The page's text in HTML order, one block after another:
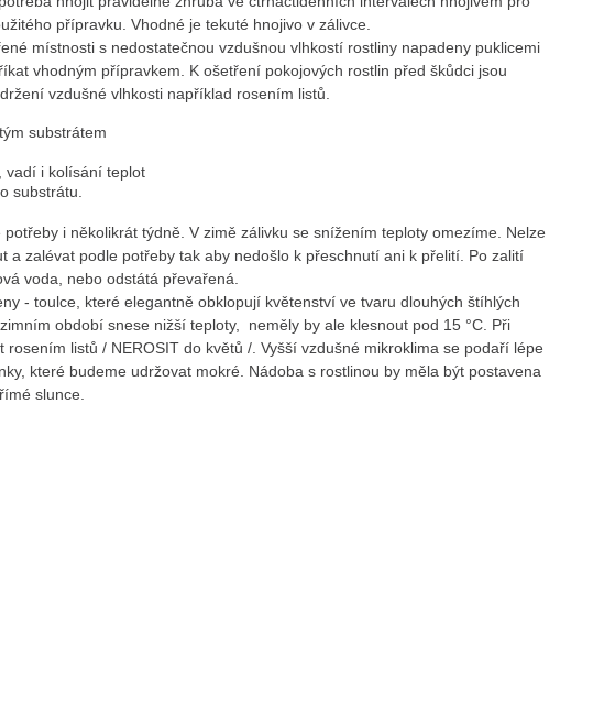
přípravku. Vhodné je tekuté hnojivo v zálivce.
místnosti s nedostatečnou vzdušnou vlhkostí rostliny napadeny puklicemi
vhodným přípravkem. K ošetření pokojových rostlin před škůdci jsou
vzdušné vlhkosti například rosením listů.
substrátem
i kolísání teplot
i několikrát týdně. V zimě zálivku se snížením teploty omezíme. Nelze
zalévat podle potřeby tak aby nedošlo k přeschnutí ani k přelití. Po zalití
voda, nebo odstátá převařená.
- toulce, které elegantně obklopují květenství ve tvaru dlouhých štíhlých
období snese nižší teploty, neměly by ale klesnout pod 15 °C. Při
listů / NEROSIT do květů /. Vyšší vzdušné mikroklima se podaří lépe
které budeme udržovat mokré. Nádoba s rostlinou by měla být postavena
slunce.